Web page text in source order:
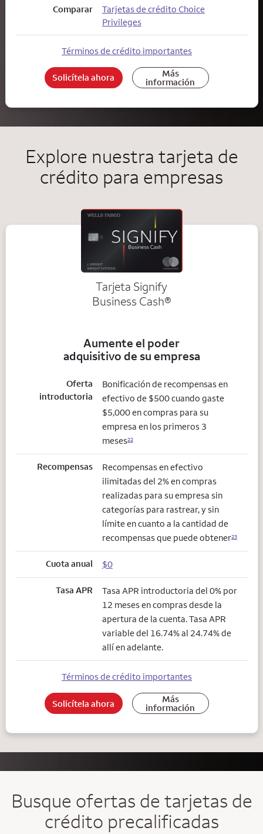
Comparar
Tarjetas de crédito Choice
Privileges
Términos de crédito importantes
Solicítela ahora Más
información
Explore nuestra tarjeta de
crédito para empresas
Tarjeta Signify
Business Cash®
Aumente el poder
adquisitivo de su empresa
Oferta
introductoria
Bonificación de recompensas en
efectivo de $500 cuando gaste
$5,000 en compras para su
empresa en los primeros 3
meses22
Recompensas
Recompensas en efectivo
ilimitadas del 2% en compras
realizadas para su empresa sin
categorías para rastrear, y sin
límite en cuanto a la cantidad de
recompensas que puede obtener23
Cuota anual $0
Tasa APR
Tasa APR introductoria del 0% por
12 meses en compras desde la
apertura de la cuenta. Tasa APR
variable del 16.74% al 24.74% de
allí en adelante.
Términos de crédito importantes
Solicítela ahora Más
información
Busque ofertas de tarjetas de
crédito precalificadas